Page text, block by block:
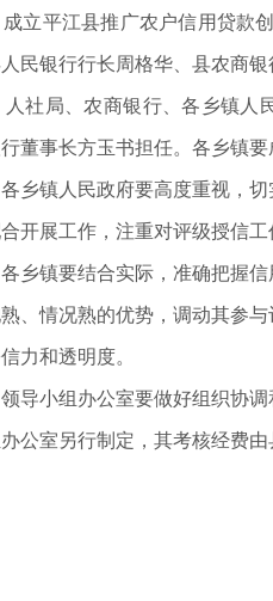
成立平江县推广农户信用贷
民银行行长周格华、县农商
社局、农商银行、各乡镇
董事长方玉书担任。各乡镇
各乡镇人民政府要高度重视，
开展工作，注重对评级授信
各乡镇要结合实际，准确把握
、情况熟的优势，调动其参
力和透明度。
领导小组办公室要做好组织协
公室另行制定，其考核经费